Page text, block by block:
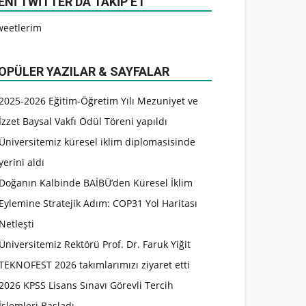
YAZILAR & SAYFALAR
2026 Eğitim-Öğretim Yılı Mezuniyet ve
İzzet Baysal Vakfı Ödül Töreni yapıldı
Üniversitemiz küresel iklim diplomasisinde
aldı
Doğanın Kalbinde BAİBÜ’den Küresel İklim
Eylemine Stratejik Adım: COP31 Yol Haritası
Netleşti
Üniversitemiz Rektörü Prof. Dr. Faruk Yiğit
2026 takımlarımızı ziyaret etti
KPSS Lisans Sınavı Görevli Tercih